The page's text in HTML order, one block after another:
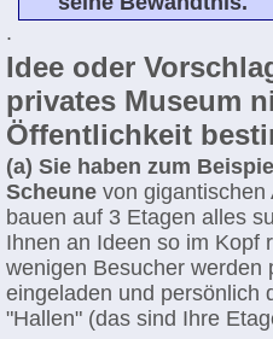
.
Idee oder
privates Museum
Öffentlichkeit
(a) Sie haben zum
Scheune von
bauen auf 3 Etagen alles
Ihnen an Ideen so im Kopf
wenigen Besucher werden
eingeladen und persönlich
"Hallen" (das sind Ihre